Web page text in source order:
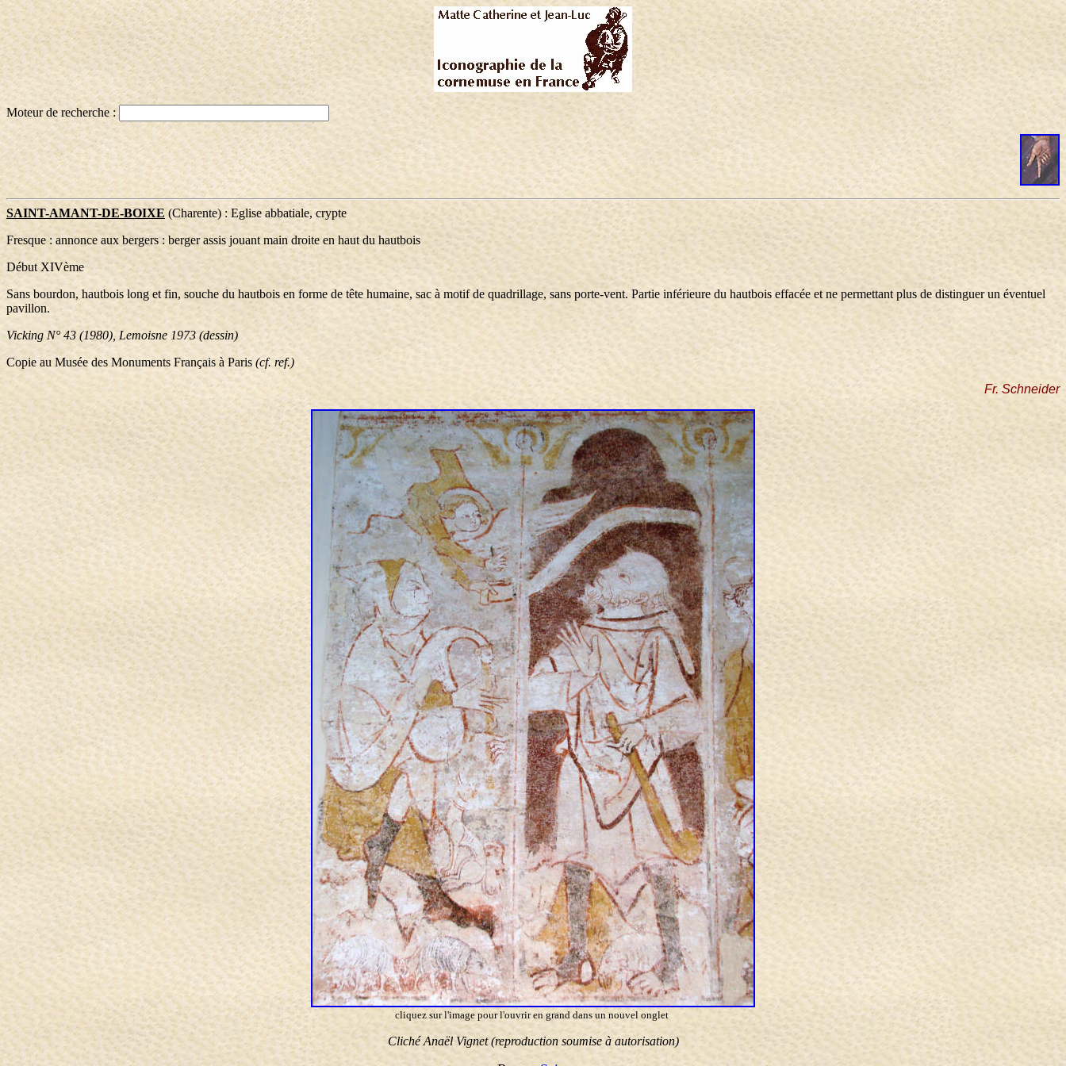
Moteur de recherche :
SAINT-AMANT-DE-BOIXE (Charente) : Eglise abbatiale, crypte
Fresque : annonce aux bergers : berger assis jouant main droite en haut du hautbois
Début XIVème
Sans bourdon, hautbois long et fin, souche du hautbois en forme de tête humaine, sac à motif de quadrillage, sans porte-vent. Partie inférieure du hautbois effacée et ne permettant plus de distinguer un éventuel
pavillon.
Vicking N° 43 (1980), Lemoisne 1973 (dessin)
Copie au Musée des Monuments Français à Paris (cf. ref.)
Fr. Schneider
cliquez sur l'image pour l'ouvrir en grand dans un nouvel onglet
Cliché Anaël Vignet (reproduction soumise à autorisation)